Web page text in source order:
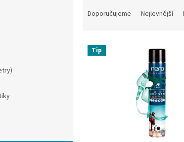
n
Doporučujeme Nejlevnější
V Tip